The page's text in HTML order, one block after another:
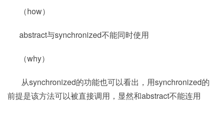
（how）
abstract与synchronized不能同时使用
（why）
从synchronized的功能也可以看出，用synchronized的
前提是该方法可以被直接调用，显然和abstract不能连用